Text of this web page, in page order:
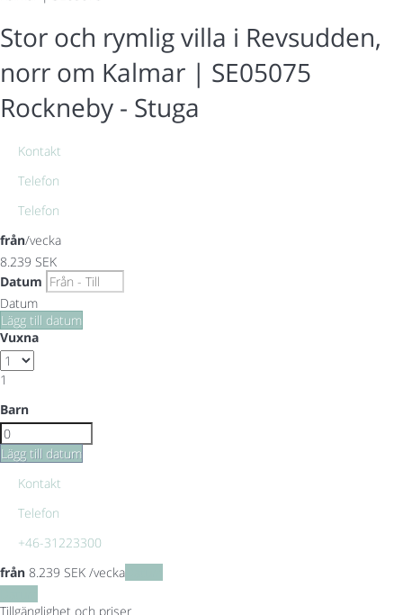
Stor och rymlig villa i Revsudden,
norr om Kalmar | SE05075
Rockneby - Stuga
Kontakt
Telefon
Telefon
från/vecka
8.239 SEK
Datum
Datum
Lägg till datum
Vuxna
1
Barn
Lägg till datum
Kontakt
Telefon
+46-31223300
från 8.239 SEK /vecka
Tillgänglighet och priser